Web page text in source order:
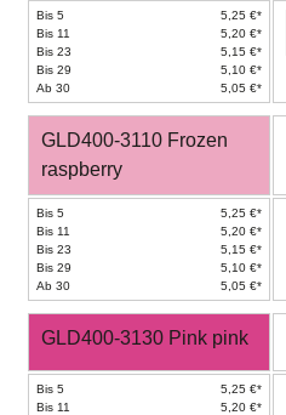
Bis 5
5,25 €*
Bis 11
5,20 €*
Bis 23
5,15 €*
Bis 29
5,10 €*
Ab 30
5,05 €*
GLD400-3110 Frozen
raspberry
Bis 5
5,25 €*
Bis 11
5,20 €*
Bis 23
5,15 €*
Bis 29
5,10 €*
Ab 30
5,05 €*
GLD400-3130 Pink pink
Bis 5
5,25 €*
Bis 11
5,20 €*